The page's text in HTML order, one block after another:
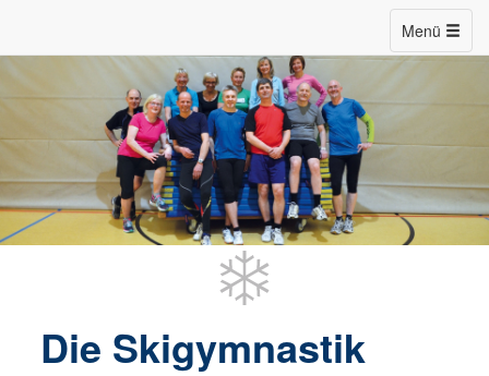
Menü
Die Skigymnastik